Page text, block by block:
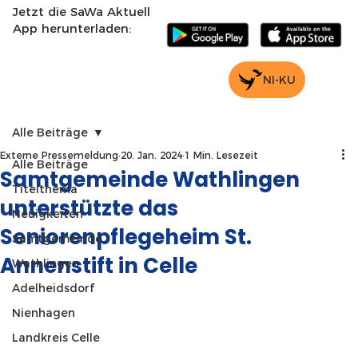
Jetzt die SaWa Aktuell
App herunterladen:
NI-KU
Alle Beiträge
Titelthema
Neuigkeiten
Samtgemeinde
Wathlingen
Adelheidsdorf
Nienhagen
Landkreis Celle
Alle Beiträge
Samtgemeinde Wathlingen
unterstützte das
Seniorenpflegeheim St.
Annenstift in Celle
Externe Pressemeldung 20. Jan. 2024 1 Min. Lesezeit